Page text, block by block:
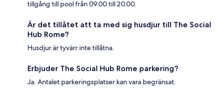
tillgång till pool från 09.00 till 20.00.
Är det tillåtet att ta med sig husdjur till The Social
Hub Rome?
Husdjur är tyvärr inte tillåtna.
Erbjuder The Social Hub Rome parkering?
Ja. Antalet parkeringsplatser kan vara begränsat.